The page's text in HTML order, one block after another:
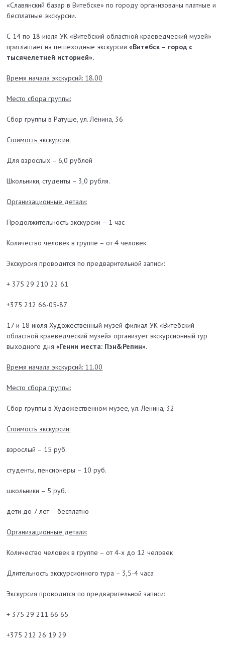
«Славянский базар в Витебске» по городу организованы платные и
бесплатные экскурсии.
С 14 по 18 июля УК «Витебский областной краеведческий музей»
приглашает на пешеходные экскурсии«Витебск – город с
тысячелетней историей».
Время начала экскурсий: 18.00
Место сбора группы:
Сбор группы в Ратуше, ул. Ленина, 36
Стоимость экскурсии:
Для взрослых – 6,0 рублей
Школьники, студенты – 3,0 рубля.
Организационные детали:
Продолжительность экскурсии – 1 час
Количество человек в группе – от 4 человек
Экскурсия проводится по предварительной записи:
+ 375 29 210 22 61
+375 212 66-05-87
17 и 18 июля Художественный музей филиал УК «Витебский
областной краеведческий музей» организует экскурсионный тур
выходного дня«Гении места: Пэн&Репин».
Время начала экскурсий: 11.00
Место сбора группы:
Сбор группы в Художественном музее, ул. Ленина, 32
Стоимость экскурсии:
взрослый – 15 руб.
студенты, пенсионеры – 10 руб.
школьники – 5 руб.
дети до 7 лет – бесплатно
Организационные детали:
Количество человек в группе – от 4-х до 12 человек
Длительность экскурсионного тура – 3,5-4 часа
Экскурсия проводится по предварительной записи:
+ 375 29 211 66 65
+375 212 26 19 29